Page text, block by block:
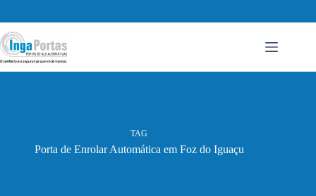
conteúdo
TAG
Porta de Enrolar Automática em Foz do Iguaçu